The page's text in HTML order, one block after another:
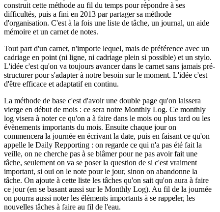
construit cette méthode au fil du temps pour répondre à ses
difficultés, puis a fini en 2013 par partager sa méthode
d'organisation. C'est à la fois une liste de tâche, un journal, un aide
mémoire et un carnet de notes.
Tout part d'un carnet, n'importe lequel, mais de préférence avec un
cadriage en point (ni ligne, ni cadriage plein si possible) et un stylo.
L'idée c'est qu'on va toujours avancer dans le carnet sans jamais pré-
structurer pour s'adapter à notre besoin sur le moment. L'idée c'est
d'être efficace et adaptatif en continu.
La méthode de base c'est d'avoir une double page qu'on laissera
vierge en début de mois : ce sera notre Monthly Log. Ce monthly
log visera à noter ce qu'on a à faire dans le mois ou plus tard ou les
évènements importants du mois. Ensuite chaque jour on
commencera la journée en écrivant la date, puis en faisant ce qu'on
appelle le Daily Repporting : on regarde ce qui n'a pas été fait la
veille, on ne cherche pas à se blâmer pour ne pas avoir fait une
tâche, seulement on va se poser la question de si c'est vraiment
important, si oui on le note pour le jour, sinon on abandonne la
tâche. On ajoute à cette liste les tâches qu'on sait qu'on aura à faire
ce jour (en se basant aussi sur le Monthly Log). Au fil de la journée
on pourra aussi noter les éléments importants à se rappeler, les
nouvelles tâches à faire au fil de l'eau.